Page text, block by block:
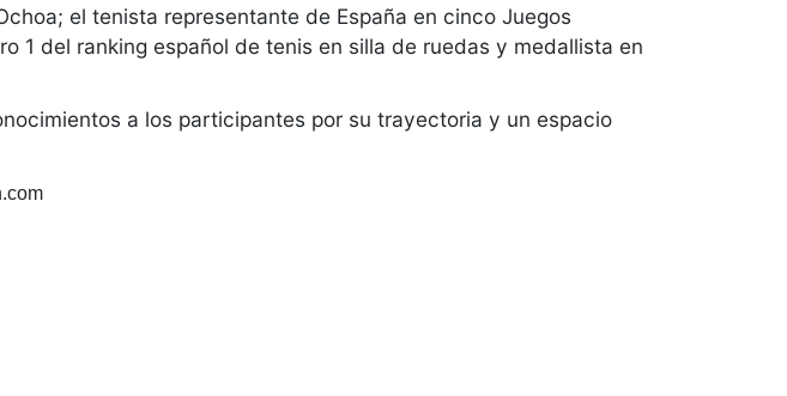
el tenista representante de España en cinco Juegos
1 del ranking español de tenis en silla de ruedas y medallista en
a los participantes por su trayectoria y un espacio